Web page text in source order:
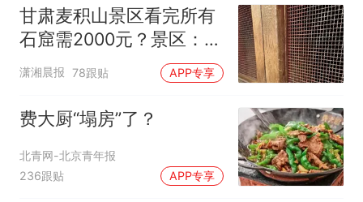
甘肃麦积山景区看完所有
石窟需2000元？景区：部
分石窟受特别保护，游客
可按需买
潇湘晨报 78跟贴 APP专享
费大厨“塌房”了？
北青网-北京青年报
236跟贴
APP专享